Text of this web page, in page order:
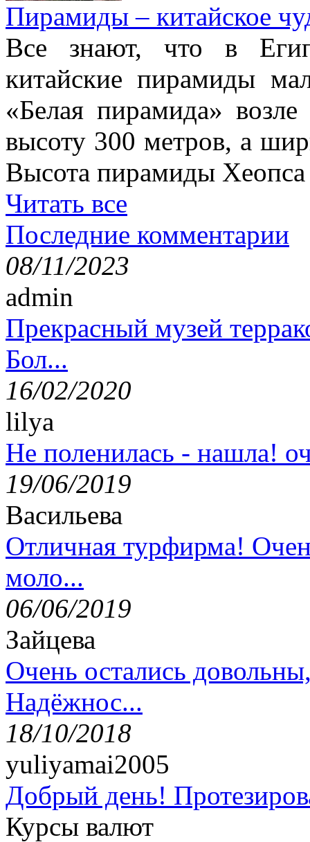
Пирамиды – китайское
Все знают, что в
китайские пирамиды
«Белая пирамида»
высоту 300 метров, а
Высота пирамиды Хеопса
Читать все
Последние комментарии
08/11/2023
admin
Прекрасный музей
Бол...
16/02/2020
lilya
Не поленилась - нашла!
19/06/2019
Васильева
Отличная турфирма!
моло...
06/06/2019
Зайцева
Очень остались
Надёжнос...
18/10/2018
yuliyamai2005
Добрый день!
Курсы валют